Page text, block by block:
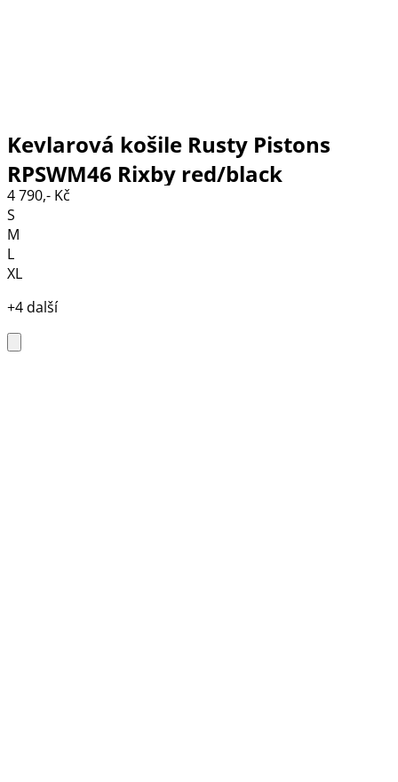
Kevlarová košile Rusty Pistons
RPSWM46 Rixby red/black
4 790,- Kč
S
M
L
XL
+4 další